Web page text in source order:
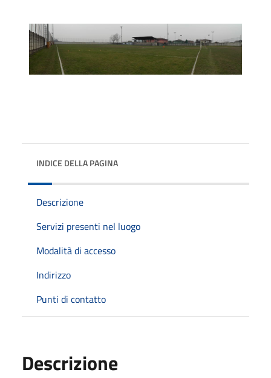
INDICE DELLA PAGINA
Descrizione
Servizi presenti nel luogo
Modalità di accesso
Indirizzo
Punti di contatto
Descrizione